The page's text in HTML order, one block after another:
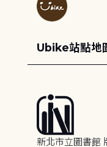
Ubike站點地
新北市立圖書館